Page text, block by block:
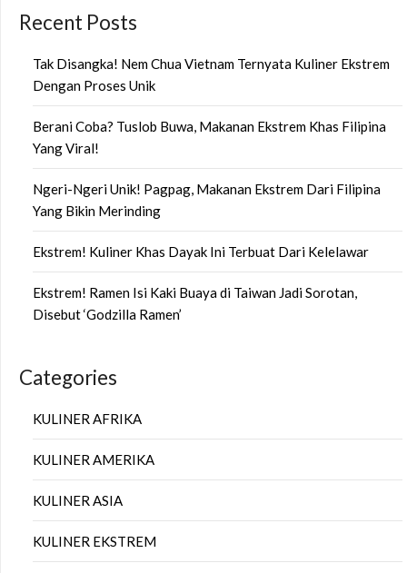
Recent Posts
Tak Disangka! Nem Chua Vietnam Ternyata Kuliner Ekstrem
Dengan Proses Unik
Berani Coba? Tuslob Buwa, Makanan Ekstrem Khas Filipina
Yang Viral!
Ngeri-Ngeri Unik! Pagpag, Makanan Ekstrem Dari Filipina
Yang Bikin Merinding
Ekstrem! Kuliner Khas Dayak Ini Terbuat Dari Kelelawar
Ekstrem! Ramen Isi Kaki Buaya di Taiwan Jadi Sorotan,
Disebut ‘Godzilla Ramen’
Categories
KULINER AFRIKA
KULINER AMERIKA
KULINER ASIA
KULINER EKSTREM